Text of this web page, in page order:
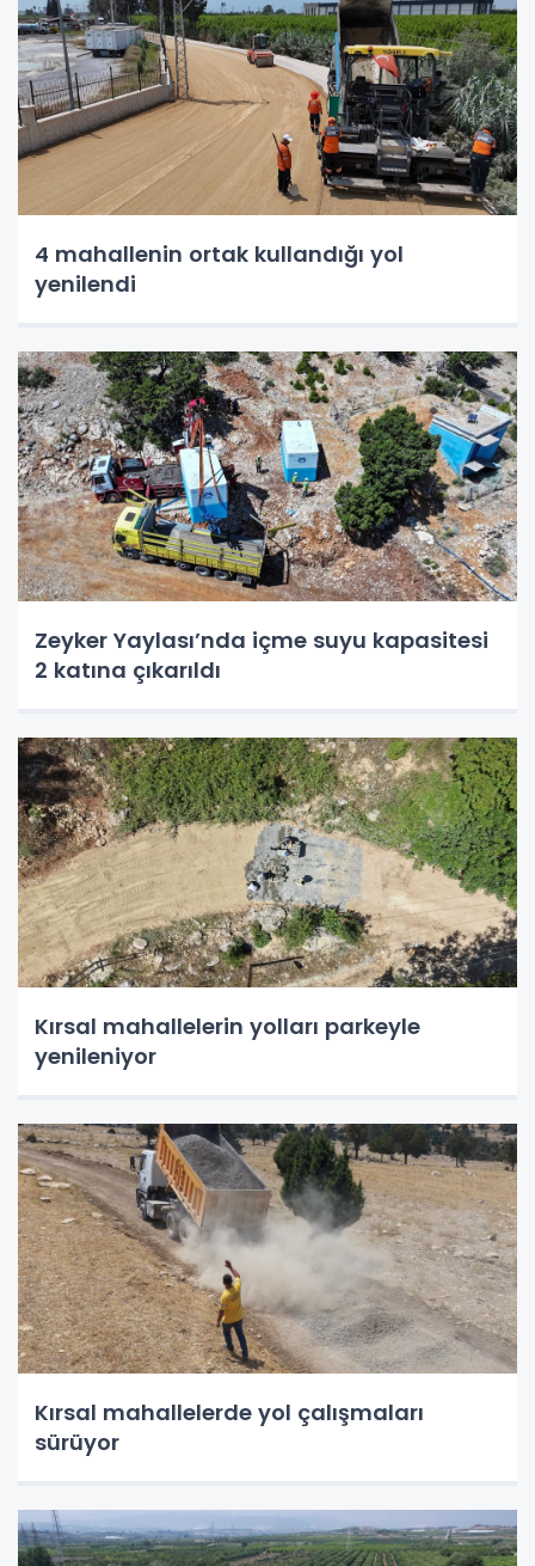
4 mahallenin ortak kullandığı yol
yenilendi
Zeyker Yaylası’nda içme suyu kapasitesi
2 katına çıkarıldı
Kırsal mahallelerin yolları parkeyle
yenileniyor
Kırsal mahallelerde yol çalışmaları
sürüyor